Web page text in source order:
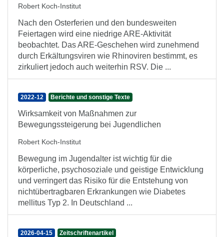
Robert Koch-Institut
Nach den Osterferien und den bundesweiten
Feiertagen wird eine niedrige ARE-Aktivität
beobachtet. Das ARE-Geschehen wird zunehmend
durch Erkältungsviren wie Rhinoviren bestimmt, es
zirkuliert jedoch auch weiterhin RSV. Die ...
2022-12 Berichte und sonstige Texte
Wirksamkeit von Maßnahmen zur
Bewegungssteigerung bei Jugendlichen
Robert Koch-Institut
Bewegung im Jugendalter ist wichtig für die
körperliche, psychosoziale und geistige Entwicklung
und verringert das Risiko für die Entstehung von
nichtübertragbaren Erkrankungen wie Diabetes
mellitus Typ 2. In Deutschland ...
2026-04-15 Zeitschriftenartikel